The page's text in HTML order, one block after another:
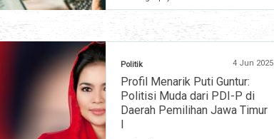
Politik 4 Jun 2025
Profil Menarik Puti Guntur:
Politisi Muda dari PDI-P di
Daerah Pemilihan Jawa Timur